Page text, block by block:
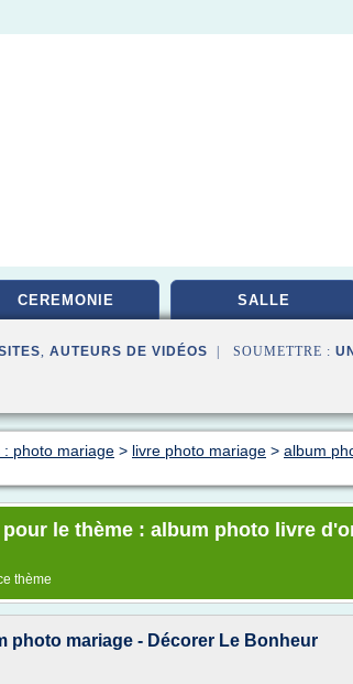
CEREMONIE SALLE
, AUTEURS DE VIDÉOS | SOUMETTRE :
photo mariage > livre photo mariage > album
le thème : album photo livre
thème
photo mariage - Décorer Le Bonheur